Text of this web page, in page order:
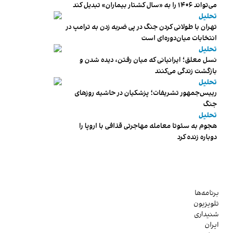
می‌تواند ۱۴۰۶ را به «سال کشتار بیماران» تبدیل کند
تحلیل
تهران با طولانی کردن جنگ در پی ضربه زدن به ترامپ در
انتخابات میان‌دوره‌ای است
تحلیل
نسل معلق؛ ایرانیانی که میان رفتن، دیده شدن و
بازگشت زندگی می‌کنند
تحلیل
رییس‌جمهور تشریفات؛ پزشکیان در حاشیه روزهای
جنگ
تحلیل
هجوم به سئوتا معامله مهاجرتی قذافی با اروپا را
دوباره زنده کرد
برنامه‌ها
تلویزیون
شنیداری
ایران